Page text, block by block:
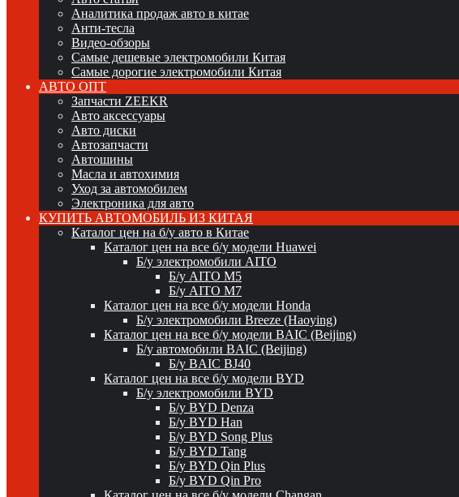
Аналитика продаж авто в китае
Анти-тесла
Видео-обзоры
Самые дешевые электромобили Китая
Самые дорогие электромобили Китая
АВТО ОПТ
Запчасти ZEEKR
Авто аксессуары
Авто диски
Автозапчасти
Автошины
Масла и автохимия
Уход за автомобилем
Электроника для авто
КУПИТЬ АВТОМОБИЛЬ ИЗ КИТАЯ
Каталог цен на б/у авто в Китае
Каталог цен на все б/у модели Huawei
Б/у электромобили AITO
Б/у AITO M5
Б/у AITO M7
Каталог цен на все б/у модели Honda
Б/у электромобили Breeze (Haoying)
Каталог цен на все б/у модели BAIC (Beijing)
Б/у автомобили BAIC (Beijing)
Б/у BAIC BJ40
Каталог цен на все б/у модели BYD
Б/у электромобили BYD
Б/у BYD Denza
Б/у BYD Han
Б/у BYD Song Plus
Б/у BYD Tang
Б/у BYD Qin Plus
Б/у BYD Qin Pro